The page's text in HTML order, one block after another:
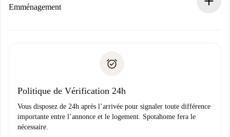
Si refusé : aucun prélèvement et nous vous proposerons
Justificatif de solvabilité
Emménagement
uniquement si aucun problème n'est signalé.
Politique de Vérification 24h
Vous disposez de 24h après l’arrivée pour signaler toute différence
importante entre l’annonce et le logement. Spotahome fera le
nécessaire.